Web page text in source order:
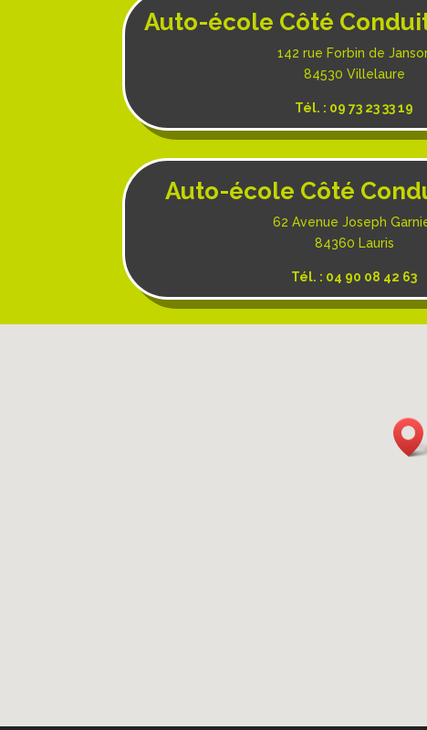
Auto-école Côté
142 rue Forbin de
84530 Villelaure
Tél. : 09 73 23 33 19
Auto-école Côté
62 Avenue Joseph
84360 Lauris
Tél. : 04 90 08 42 63